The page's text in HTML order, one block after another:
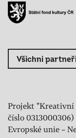
Všichni
Projekt "Kreativní
číslo
Evropské unie –